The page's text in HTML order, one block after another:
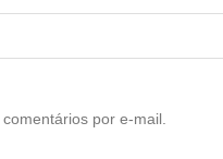
por e-mail.